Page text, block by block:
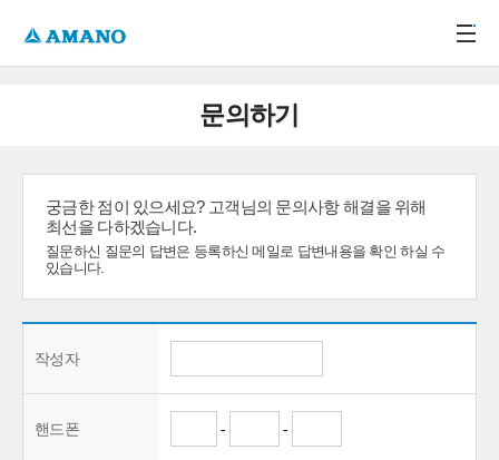
문의하기
궁금한 점이 있으세요? 고객님의 문의사항 해결을 위해
최선을 다하겠습니다.
질문하신 질문의 답변은 등록하신 메일로 답변내용을 확인 하실 수
있습니다.
작성자
핸드폰 - -